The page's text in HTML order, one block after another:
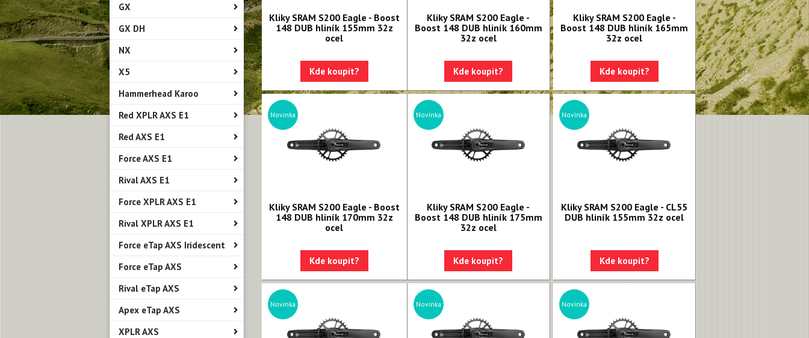
GX
GX DH
NX
X5
Hammerhead Karoo
Red XPLR AXS E1
Red AXS E1
Force AXS E1
Rival AXS E1
Force XPLR AXS E1
Rival XPLR AXS E1
Force eTap AXS Iridescent
Force eTap AXS
Rival eTap AXS
Apex eTap AXS
XPLR AXS
Kliky SRAM S200 Eagle - Boost
148 DUB hliník 155mm 32z
ocel
Kde koupit?
Kliky SRAM S200 Eagle -
Boost 148 DUB hliník 160mm
32z ocel
Kde koupit?
Kliky SRAM S200 Eagle -
Boost 148 DUB hliník 165mm
32z ocel
Kde koupit?
Novinka
Kliky SRAM S200 Eagle - Boost
148 DUB hliník 170mm 32z
ocel
Kde koupit?
Novinka
Kliky SRAM S200 Eagle -
Boost 148 DUB hliník 175mm
32z ocel
Kde koupit?
Novinka
Kliky SRAM S200 Eagle - CL55
DUB hliník 155mm 32z ocel
Kde koupit?
Novinka Novinka Novinka